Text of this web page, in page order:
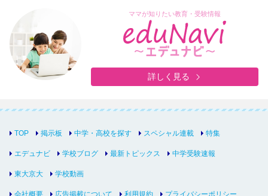
ママが知りたい教育・受験情報
詳しく見る
TOP 掲示板 中学・高校を探す スペシャル連載 特集
エデュナビ 学校ブログ 最新トピックス 中学受験速報
東大京大 学校動画